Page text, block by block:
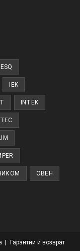
ESQ
IEK
INTEK
ОВЕН
Гарантии и возврат